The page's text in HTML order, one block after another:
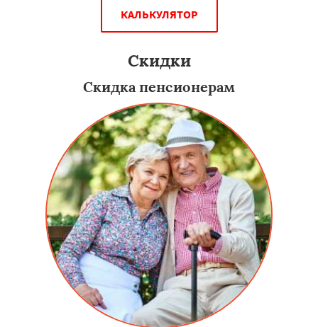
КАЛЬКУЛЯТОР
Скидки
Скидка пенсионерам